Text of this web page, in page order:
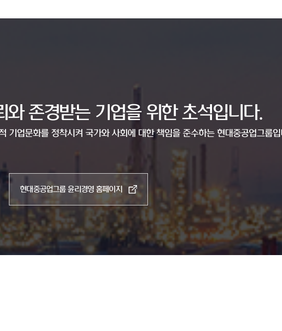
와 존경받는 기업을 위한 초석입니다.
기업문화를 정착시켜 국가와 사회에 대한 책임을 준수하는 현대중공업그룹입
현대중공업그룹 윤리경영 홈페이지